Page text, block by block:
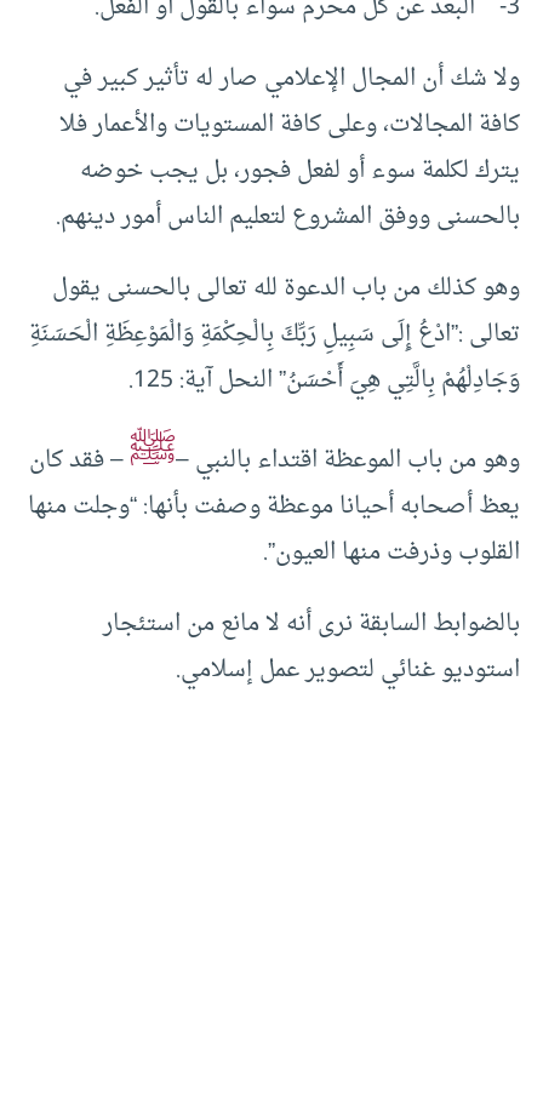
ولا شك أن المجال الإعلامي صار له تأثير كبير في
كافة المجالات، وعلى كافة المستويات والأعمار فلا
يترك لكلمة سوء أو لفعل فجور، بل يجب خوضه
بالحسنى ووفق المشروع لتعليم الناس أمور دينهم.
وهو كذلك من باب الدعوة لله تعالى بالحسنى يقول
تعالى :”ادْعُ إِلَى سَبِيلِ رَبِّكَ بِالْحِكْمَةِ وَالْمَوْعِظَةِ الْحَسَنَةِ
وَجَادِلْهُمْ بِالَّتِي هِيَ أَحْسَنُ” النحل آية: 125.
وهو من باب الموعظة اقتداء بالنبي –ﷺ– فقد كان
يعظ أصحابه أحيانا موعظة وصفت بأنها: “وجلت منها
القلوب وذرفت منها العيون”.
بالضوابط السابقة نرى أنه لا مانع من استئجار
استوديو غنائي لتصوير عمل إسلامي.